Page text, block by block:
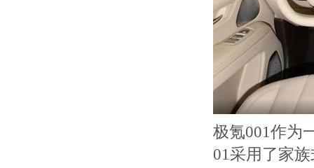
极氪001作为
01采用了家